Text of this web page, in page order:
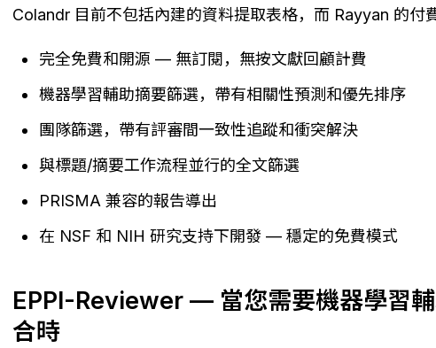
Colandr 目前不包括內建的資料提取表格，而 Rayyan 的付
完全免費和開源 — 無訂閱，無按文獻回顧計費
機器學習輔助摘要篩選，帶有相關性預測和優先排序
團隊篩選，帶有評審間一致性追蹤和衝突解決
與標題/摘要工作流程並行的全文篩選
PRISMA 兼容的報告導出
在 NSF 和 NIH 研究支持下開發 — 穩定的免費模式
EPPI-Reviewer — 當您需要機器學習
合時